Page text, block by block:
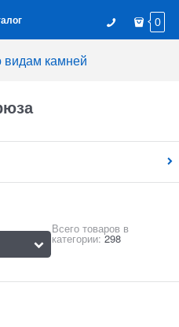
0
видам камней
Всего товаров в
категории: 298